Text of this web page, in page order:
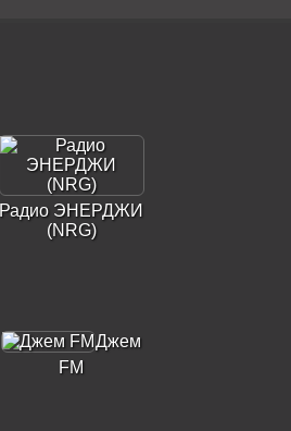
Радио ЭНЕРДЖИ
(NRG)
Джем
FM